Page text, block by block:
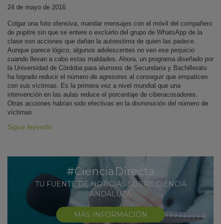
24 de mayo de 2016
Colgar una foto ofensiva, mandar mensajes con el móvil del compañero
de pupitre sin que se entere o excluirlo del grupo de WhatsApp de la
clase son acciones que dañan la autoestima de quien las padece.
Aunque parece lógico, algunos adolescentes no ven ese perjuicio
cuando llevan a cabo estas maldades. Ahora, un programa diseñado por
la Universidad de Córdoba para alumnos de Secundaria y Bachillerato
ha logrado reducir el número de agresores al conseguir que empaticen
con sus víctimas. Es la primera vez a nivel mundial que una
intervención en las aulas reduce el porcentaje de ciberacosadores.
Otras acciones habían sido efectivas en la disminución del número de
víctimas.
Sigue leyendo
#CienciaDirecta
TU FUENTE DE NOTICIAS SOBRE CIENCIA
ANDALUZA
MÁS INFORMACIÓN